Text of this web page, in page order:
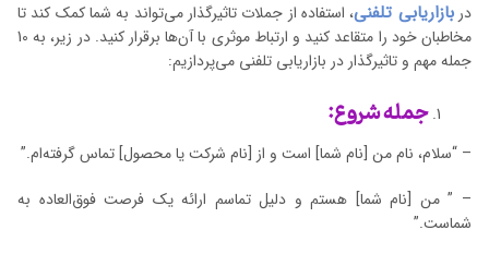
دربازاریابی تلفنی، استفاده از جملات تاثیرگذار می‌تواند به شما کمک کند تا
مخاطبان خود را متقاعد کنید و ارتباط موثری با آن‌ها برقرار کنید. در زیر، به 10
جمله مهم و تاثیرگذار در بازاریابی تلفنی می‌پردازیم:
جمله شروع:
– “سلام، نام من [نام شما] است و از [نام شرکت یا محصول] تماس گرفته‌ام.”
– ” من [نام شما] هستم و دلیل تماسم ارائه یک فرصت فوق‌العاده به
شماست.”